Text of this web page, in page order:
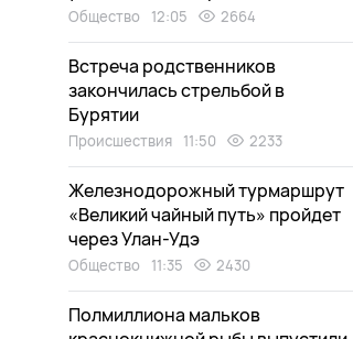
Общество 12:05 2664
Встреча родственников
закончилась стрельбой в
Бурятии
Происшествия 11:50 2233
Железнодорожный турмаршрут
«Великий чайный путь» пройдет
через Улан-Удэ
Общество 11:35 2430
Полмиллиона мальков